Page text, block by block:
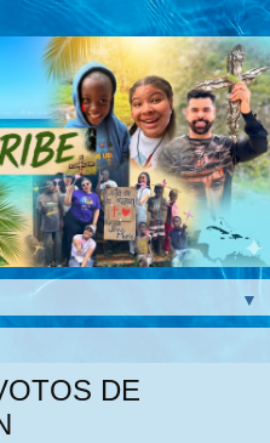
▼
DE